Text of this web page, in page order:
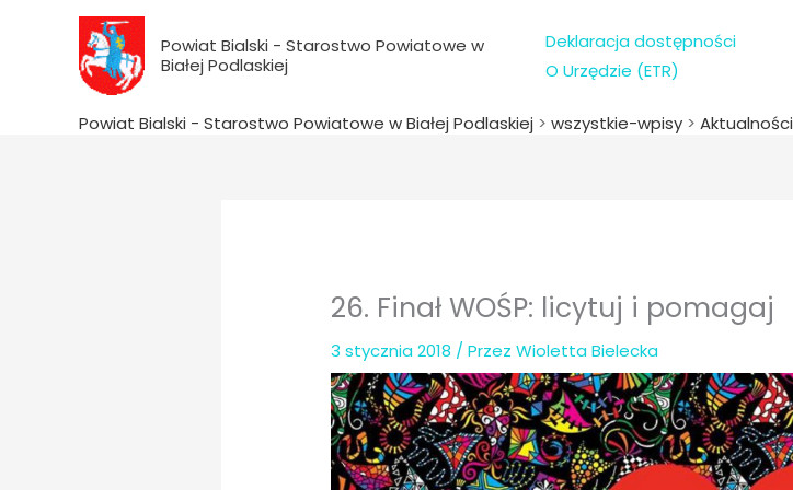
Powiat Bialski - Starostwo Powiatowe w
Białej Podlaskiej
Deklaracja dostępności
O Urzędzie (ETR)
Powiat Bialski - Starostwo Powiatowe w Białej Podlaskiej > wszystkie-wpisy > Aktualności
26. Finał WOŚP: licytuj i pomagaj
3 stycznia 2018 / PrzezWioletta Bielecka